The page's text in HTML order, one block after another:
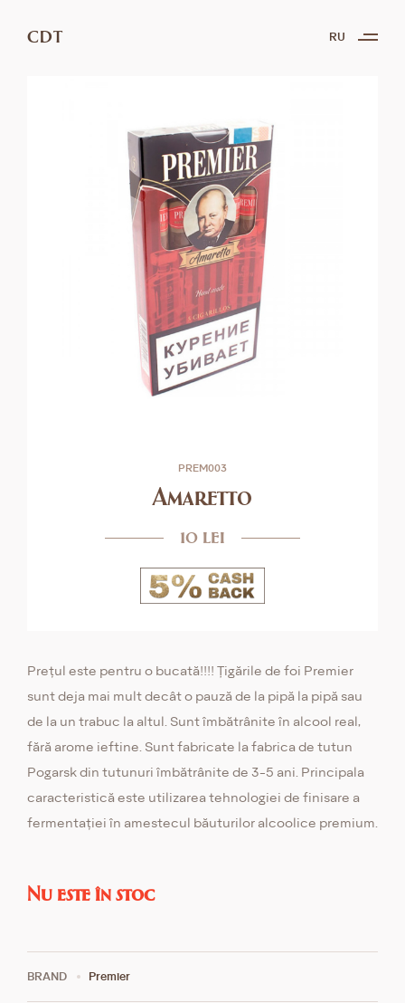
CDT RU
PREM003
Amaretto
10 lei
Prețul este pentru o bucată!!!! Țigările de foi Premier
sunt deja mai mult decât o pauză de la pipă la pipă sau
de la un trabuc la altul. Sunt îmbătrânite în alcool real,
fără arome ieftine. Sunt fabricate la fabrica de tutun
Pogarsk din tutunuri îmbătrânite de 3-5 ani. Principala
caracteristică este utilizarea tehnologiei de finisare a
fermentației în amestecul băuturilor alcoolice premium.
Nu este în stoc
BRAND Premier